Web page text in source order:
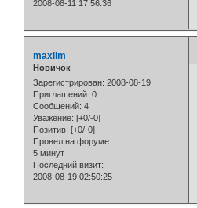
2008-08-11 17:56:36
maxiim
Новичок
Зарегистрирован: 2008-08-19
Приглашений: 0
Сообщений: 4
Уважение: [+0/-0]
Позитив: [+0/-0]
Провел на форуме:
5 минут
Последний визит:
2008-08-19 02:50:25